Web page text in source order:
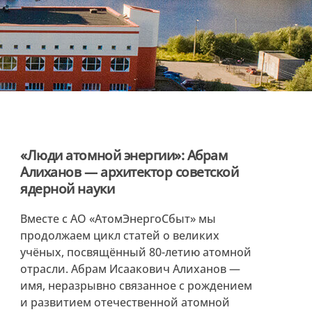
«Люди атомной энергии»: Абрам
Алиханов — архитектор советской
ядерной науки
Вместе с АО «АтомЭнергоСбыт» мы
продолжаем цикл статей о великих
учёных, посвящённый 80-летию атомной
отрасли. Абрам Исаакович Алиханов —
имя, неразрывно связанное с рождением
и развитием отечественной атомной